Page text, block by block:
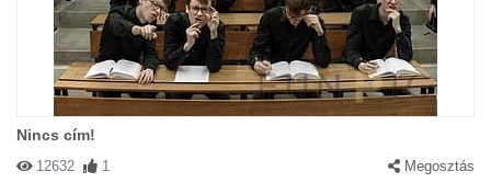
Nincs cím!
12632 1 Megosztás